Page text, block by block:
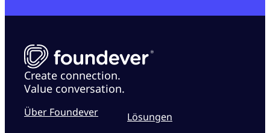
Create connection.
Value conversation.
Über Foundever Lösungen